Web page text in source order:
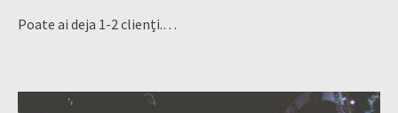
Poate ai deja 1-2 clienți.…